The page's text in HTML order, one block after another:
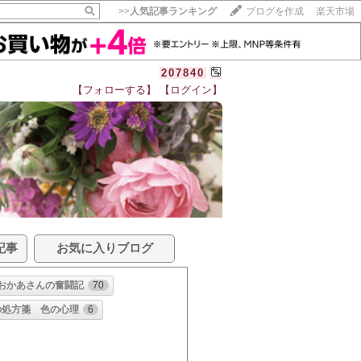
>>人気記事ランキング ブログを作成 楽天市場
207840
【フォローする】 【ログイン】
事 お気に入りブログ
かあさんの奮闘記 70
処方箋 色の心理 6